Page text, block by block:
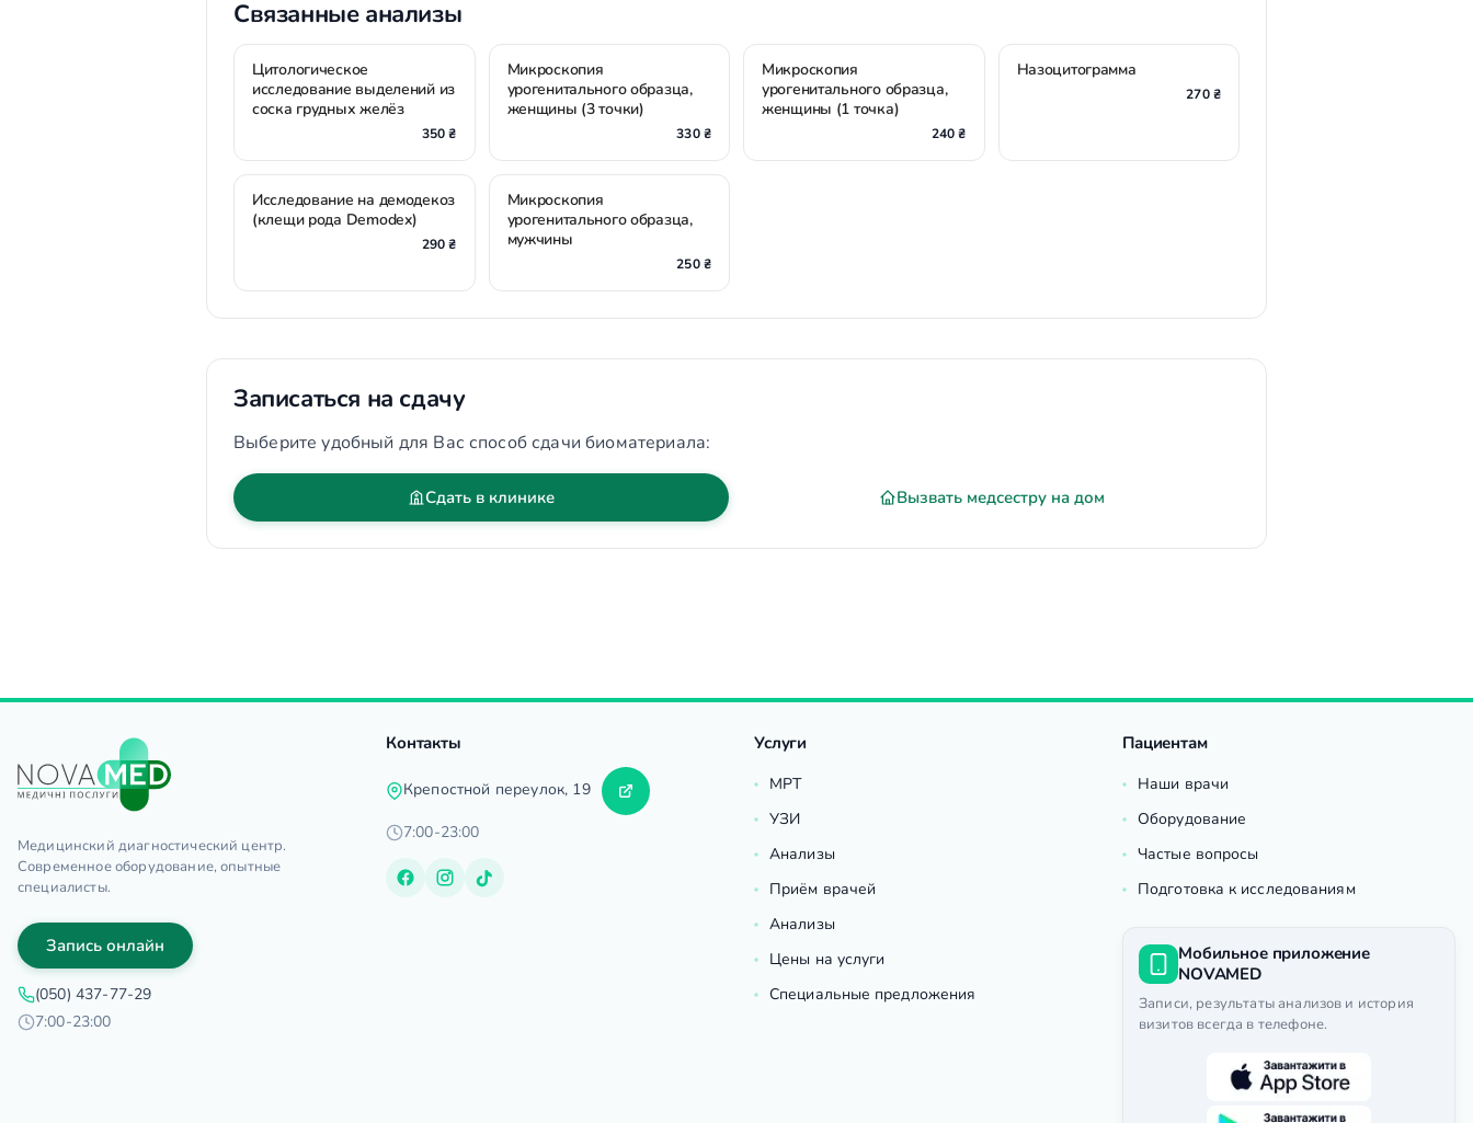
Связанные анализы
Цитологическое
исследование выделений из
соска грудных желёз
350 ₴
Микроскопия
урогенитального образца,
женщины (3 точки)
330 ₴
Микроскопия
урогенитального образца,
женщины (1 точка)
240 ₴
Назоцитограмма
270 ₴
Исследование на демодекоз
(клещи рода Demodex)
290 ₴
Микроскопия
урогенитального образца,
мужчины
250 ₴
Записаться на сдачу
Выберите удобный для Вас способ сдачи биоматериала:
Сдать в клинике Вызвать медсестру на дом
Медицинский диагностический центр.
Современное оборудование, опытные
специалисты.
Запись онлайн
(050) 437-77-29
7:00-23:00
Контакты
Крепостной переулок, 19
7:00-23:00
Услуги
МРТ
УЗИ
Анализы
Приём врачей
Анализы
Цены на услуги
Специальные предложения
Пациентам
Наши врачи
Оборудование
Частые вопросы
Подготовка к исследованиям
Мобильное приложение
NOVAMED
Записи, результаты анализов и история
визитов всегда в телефоне.